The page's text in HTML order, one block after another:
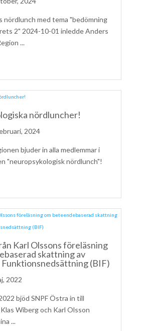
nördlunch med tema "bedömning
2" 2024-10-01 inledde Anders
...
nördluncher!
2024
bjuder in alla medlemmar i
"neuropsykologisk nördlunch"!
Karl Olssons föreläsning
skattning av
(BIF)
2022
bjöd SNPF Östra in till
Wiberg och Karl Olsson
...